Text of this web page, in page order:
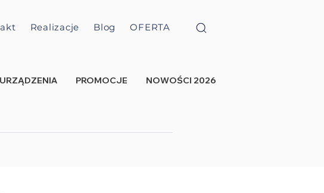
Realizacje Blog OFERTA
PROMOCJE NOWOŚCI 2026